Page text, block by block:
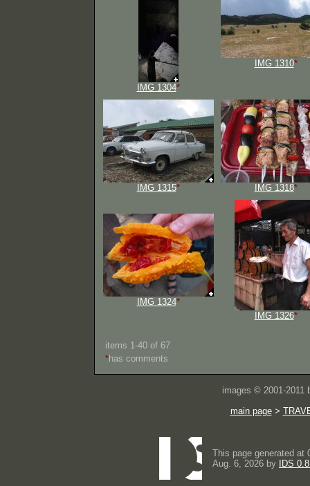
IMG 1304*
IMG 1310*
IMG 1315* IMG 1318*
IMG 1324*
IMG 1326*
items 1-40 of 67
*has comments
images © 2001-2011
main page>
This page generated at
Aug. 6, 2026 by
IDS